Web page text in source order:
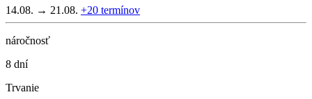
14.08. → 21.08. +20 termínov
náročnosť
8 dní
Trvanie